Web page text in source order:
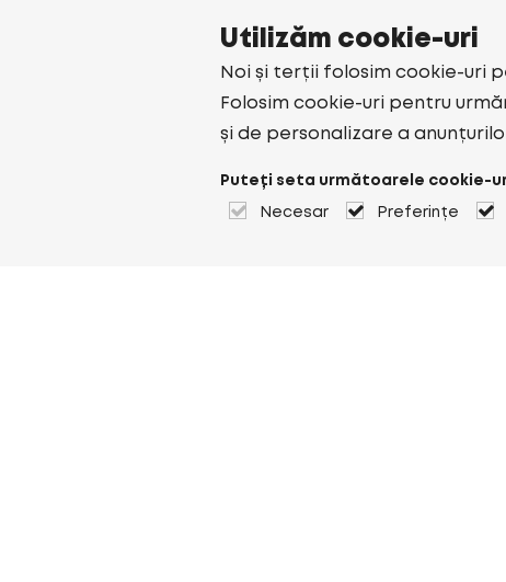
Utilizăm cookie-uri
Noi și terții folosim cookie-uri
Folosim cookie-uri pentru
și de personalizare a
Puteți seta următoarele cookie-
Necesar Preferințe